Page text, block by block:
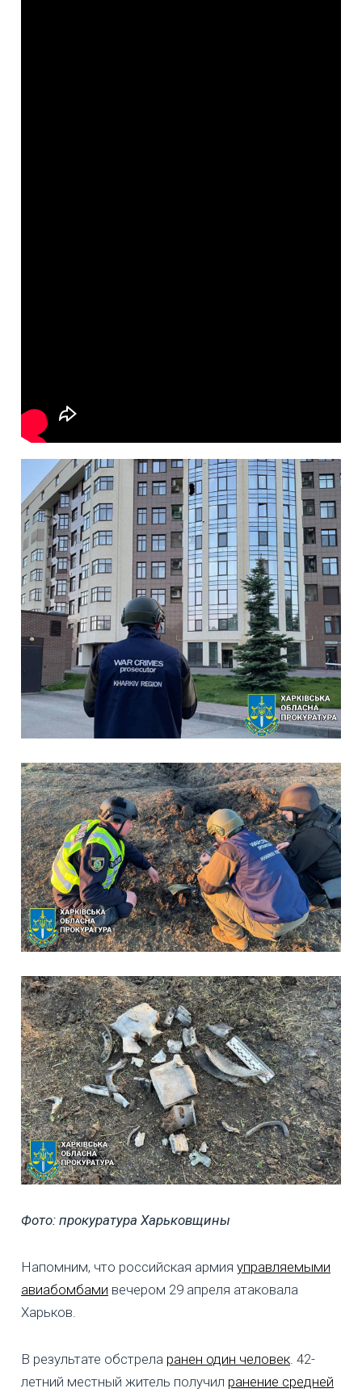
Фото: прокуратура Харьковщины
Напомним, что российская армия управляемыми
авиабомбами вечером 29 апреля атаковала
Харьков.
В результате обстрела ранен один человек . 42-
летний местный житель получил ранение средней